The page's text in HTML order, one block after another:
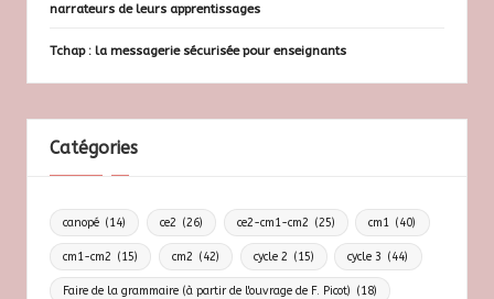
narrateurs de leurs apprentissages
Tchap : la messagerie sécurisée pour enseignants
Catégories
canopé (14) ce2 (26) ce2-cm1-cm2 (25) cm1 (40)
cm1-cm2 (15) cm2 (42) cycle 2 (15) cycle 3 (44)
Faire de la grammaire (à partir de l'ouvrage de F. Picot) (18)